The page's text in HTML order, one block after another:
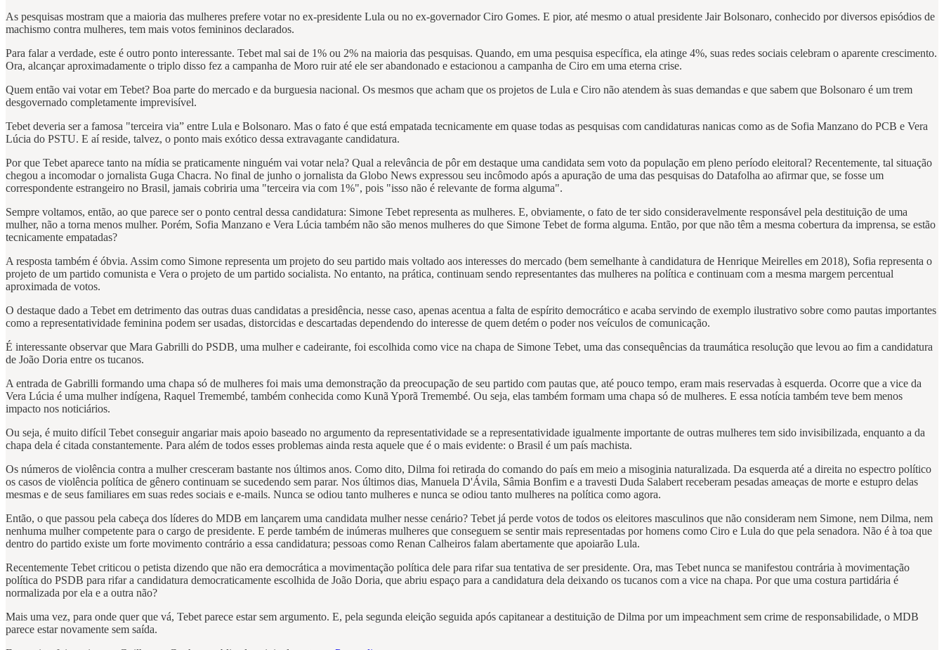
As pesquisas mostram que a maioria das mulheres prefere votar no ex-presidente Lula ou no ex-governador Ciro Gomes. E pior, até mesmo o atual presidente Jair Bolsonaro, conhecido por diversos episódios de
machismo contra mulheres, tem mais votos femininos declarados.
Para falar a verdade, este é outro ponto interessante. Tebet mal sai de 1% ou 2% na maioria das pesquisas. Quando, em uma pesquisa específica, ela atinge 4%, suas redes sociais celebram o aparente crescimento.
Ora, alcançar aproximadamente o triplo disso fez a campanha de Moro ruir até ele ser abandonado e estacionou a campanha de Ciro em uma eterna crise.
Quem então vai votar em Tebet? Boa parte do mercado e da burguesia nacional. Os mesmos que acham que os projetos de Lula e Ciro não atendem às suas demandas e que sabem que Bolsonaro é um trem
desgovernado completamente imprevisível.
Tebet deveria ser a famosa "terceira via” entre Lula e Bolsonaro. Mas o fato é que está empatada tecnicamente em quase todas as pesquisas com candidaturas nanicas como as de Sofia Manzano do PCB e Vera
Lúcia do PSTU. E aí reside, talvez, o ponto mais exótico dessa extravagante candidatura.
Por que Tebet aparece tanto na mídia se praticamente ninguém vai votar nela? Qual a relevância de pôr em destaque uma candidata sem voto da população em pleno período eleitoral? Recentemente, tal situação
chegou a incomodar o jornalista Guga Chacra. No final de junho o jornalista da Globo News expressou seu incômodo após a apuração de uma das pesquisas do Datafolha ao afirmar que, se fosse um
correspondente estrangeiro no Brasil, jamais cobriria uma "terceira via com 1%", pois "isso não é relevante de forma alguma".
Sempre voltamos, então, ao que parece ser o ponto central dessa candidatura: Simone Tebet representa as mulheres. E, obviamente, o fato de ter sido consideravelmente responsável pela destituição de uma
mulher, não a torna menos mulher. Porém, Sofia Manzano e Vera Lúcia também não são menos mulheres do que Simone Tebet de forma alguma. Então, por que não têm a mesma cobertura da imprensa, se estão
tecnicamente empatadas?
A resposta também é óbvia. Assim como Simone representa um projeto do seu partido mais voltado aos interesses do mercado (bem semelhante à candidatura de Henrique Meirelles em 2018), Sofia representa o
projeto de um partido comunista e Vera o projeto de um partido socialista. No entanto, na prática, continuam sendo representantes das mulheres na política e continuam com a mesma margem percentual
aproximada de votos.
O destaque dado a Tebet em detrimento das outras duas candidatas a presidência, nesse caso, apenas acentua a falta de espírito democrático e acaba servindo de exemplo ilustrativo sobre como pautas importantes
como a representatividade feminina podem ser usadas, distorcidas e descartadas dependendo do interesse de quem detém o poder nos veículos de comunicação.
É interessante observar que Mara Gabrilli do PSDB, uma mulher e cadeirante, foi escolhida como vice na chapa de Simone Tebet, uma das consequências da traumática resolução que levou ao fim a candidatura
de João Doria entre os tucanos.
A entrada de Gabrilli formando uma chapa só de mulheres foi mais uma demonstração da preocupação de seu partido com pautas que, até pouco tempo, eram mais reservadas à esquerda. Ocorre que a vice da
Vera Lúcia é uma mulher indígena, Raquel Tremembé, também conhecida como Kunã Yporã Tremembé. Ou seja, elas também formam uma chapa só de mulheres. E essa notícia também teve bem menos
impacto nos noticiários.
Ou seja, é muito difícil Tebet conseguir angariar mais apoio baseado no argumento da representatividade se a representatividade igualmente importante de outras mulheres tem sido invisibilizada, enquanto a da
chapa dela é citada constantemente. Para além de todos esses problemas ainda resta aquele que é o mais evidente: o Brasil é um país machista.
Os números de violência contra a mulher cresceram bastante nos últimos anos. Como dito, Dilma foi retirada do comando do país em meio a misoginia naturalizada. Da esquerda até a direita no espectro político
os casos de violência política de gênero continuam se sucedendo sem parar. Nos últimos dias, Manuela D'Ávila, Sâmia Bonfim e a travesti Duda Salabert receberam pesadas ameaças de morte e estupro delas
mesmas e de seus familiares em suas redes sociais e e-mails. Nunca se odiou tanto mulheres e nunca se odiou tanto mulheres na política como agora.
Então, o que passou pela cabeça dos líderes do MDB em lançarem uma candidata mulher nesse cenário? Tebet já perde votos de todos os eleitores masculinos que não consideram nem Simone, nem Dilma, nem
nenhuma mulher competente para o cargo de presidente. E perde também de inúmeras mulheres que conseguem se sentir mais representadas por homens como Ciro e Lula do que pela senadora. Não é à toa que
dentro do partido existe um forte movimento contrário a essa candidatura; pessoas como Renan Calheiros falam abertamente que apoiarão Lula.
Recentemente Tebet criticou o petista dizendo que não era democrática a movimentação política dele para rifar sua tentativa de ser presidente. Ora, mas Tebet nunca se manifestou contrária à movimentação
política do PSDB para rifar a candidatura democraticamente escolhida de João Doria, que abriu espaço para a candidatura dela deixando os tucanos com a vice na chapa. Por que uma costura partidária é
normalizada por ela e a outra não?
Mais uma vez, para onde quer que vá, Tebet parece estar sem argumento. E, pela segunda eleição seguida após capitanear a destituição de Dilma por um impeachment sem crime de responsabilidade, o MDB
parece estar novamente sem saída.